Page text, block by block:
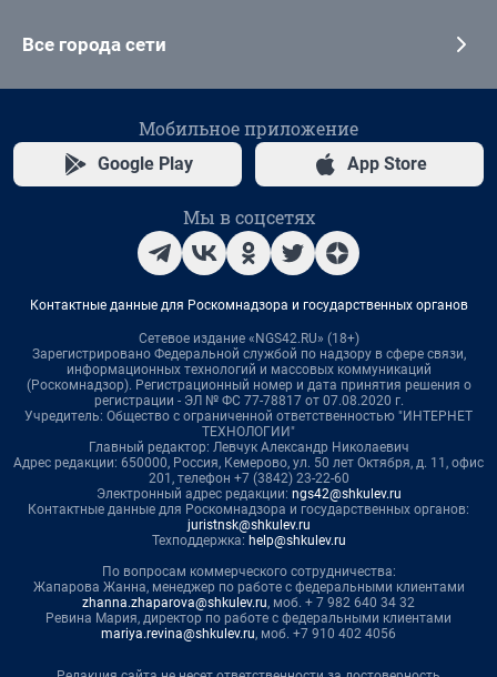
Все города сети
Мобильное приложение
Google Play App Store
Мы в соцсетях
Контактные данные для Роскомнадзора и государственных органов
Сетевое издание «NGS42.RU» (18+)
Зарегистрировано Федеральной службой по надзору в сфере связи,
информационных технологий и массовых коммуникаций
(Роскомнадзор). Регистрационный номер и дата принятия решения о
регистрации - ЭЛ № ФС 77-78817 от 07.08.2020 г.
Учредитель: Общество с ограниченной ответственностью "ИНТЕРНЕТ
ТЕХНОЛОГИИ"
Главный редактор: Левчук Александр Николаевич
Адрес редакции: 650000, Россия, Кемерово, ул. 50 лет Октября, д. 11, офис
201, телефон +7 (3842) 23-22-60
Электронный адрес редакции: ngs42@shkulev.ru
Контактные данные для Роскомнадзора и государственных органов:
juristnsk@shkulev.ru
Техподдержка: help@shkulev.ru
По вопросам коммерческого сотрудничества:
Жапарова Жанна, менеджер по работе с федеральными клиентами
zhanna.zhaparova@shkulev.ru, моб. + 7 982 640 34 32
Ревина Мария, директор по работе с федеральными клиентами
mariya.revina@shkulev.ru, моб. +7 910 402 4056